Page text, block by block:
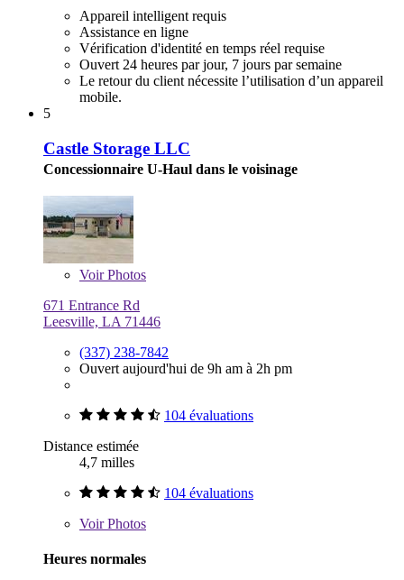
Appareil intelligent requis
Assistance en ligne
Vérification d'identité en temps réel requise
Ouvert 24 heures par jour, 7 jours par semaine
Le retour du client nécessite l’utilisation d’un appareil
mobile.
5
Castle Storage LLC
Concessionnaire U-Haul dans le voisinage
VoirPhotos
671 Entrance Rd
Leesville, LA 71446
(337) 238-7842
Ouvert aujourd'hui de 9h am à 2h pm
104 évaluations
Distance estimée
4,7 milles
104 évaluations
VoirPhotos
Heures normales